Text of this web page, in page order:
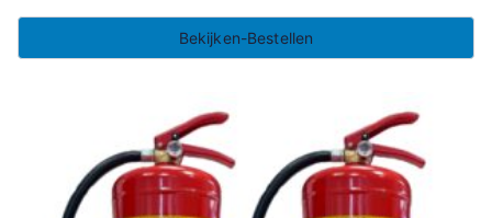
Bekijken-Bestellen